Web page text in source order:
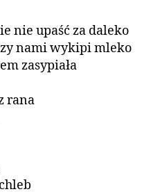
nie upaść za daleko
nami wykipi mleko
zasypiała
rana